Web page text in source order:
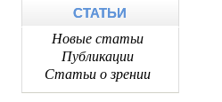
СТАТЬИ
Новые статьи
Публикации
Статьи о зрении